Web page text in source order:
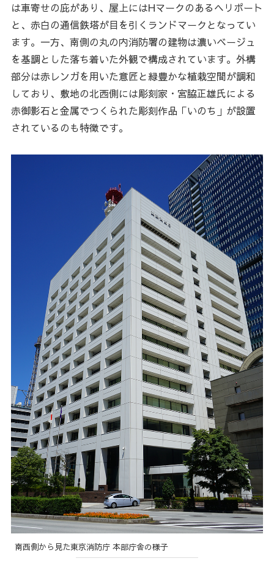
は車寄せの庇があり、屋上にはHマークのあるヘリポート
と、赤白の通信鉄塔が目を引くランドマークとなってい
ます。一方、南側の丸の内消防署の建物は濃いベージュ
を基調とした落ち着いた外観で構成されています。外構
部分は赤レンガを用いた意匠と緑豊かな植栽空間が調和
しており、敷地の北西側には彫刻家・宮脇正雄氏による
赤御影石と金属でつくられた彫刻作品「いのち」が設置
されているのも特徴です。
南西側から見た東京消防庁 本部庁舎の様子